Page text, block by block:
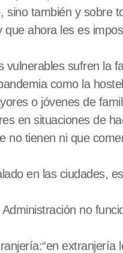
sino también y sobre
ahora les es
vulnerables sufren la
como la
o jóvenes de
en situaciones de
no tienen ni que
en las ciudades,
no